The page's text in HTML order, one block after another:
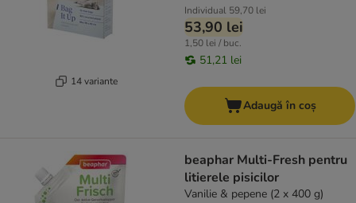
14 variante
Individual 59,70 lei
53,90 lei
1,50 lei / buc.
51,21 lei
Adaugă în coș
beaphar Multi-Fresh pentru
litierele pisicilor
Vanilie & pepene (2 x 400 g)